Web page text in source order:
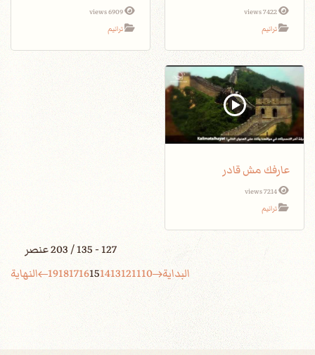
7422 views
ترانيم
6909 views
ترانيم
عارفك مش قادر
7214 views
ترانيم
127 - 135 / 203 عنصر
البداية
10
11
12
13
14
15
16
17
18
19 النهاية